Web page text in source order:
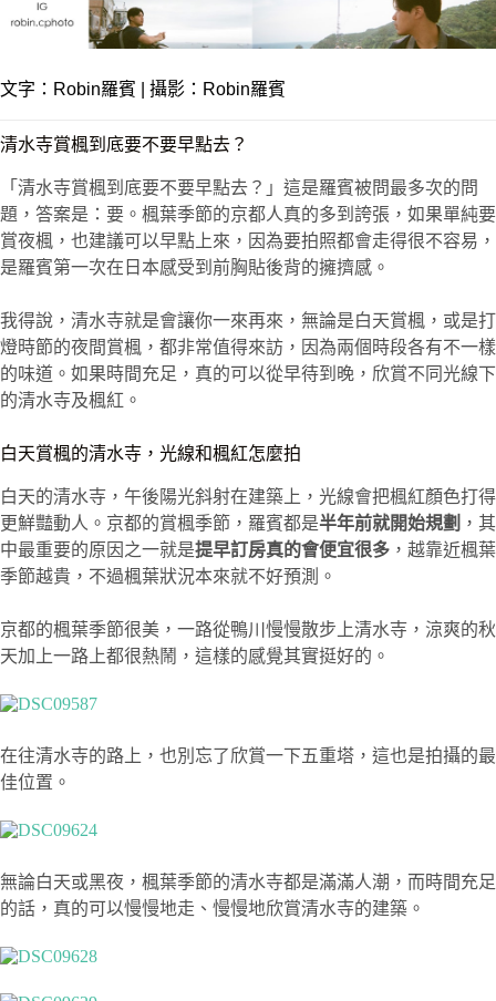
文字： Robin羅賓 | 攝影：Robin羅賓
清水寺賞楓到底要不要早點去？
「清水寺賞楓到底要不要早點去？」這是羅賓被問最多次的問
題，答案是：要。楓葉季節的京都人真的多到誇張，如果單純要
賞夜楓，也建議可以早點上來，因為要拍照都會走得很不容易，
是羅賓第一次在日本感受到前胸貼後背的擁擠感。
我得說，清水寺就是會讓你一來再來，無論是白天賞楓，或是打
燈時節的夜間賞楓，都非常值得來訪，因為兩個時段各有不一樣
的味道。如果時間充足，真的可以從早待到晚，欣賞不同光線下
的清水寺及楓紅。
白天賞楓的清水寺，光線和楓紅怎麼拍
白天的清水寺，午後陽光斜射在建築上，光線會把楓紅顏色打得
更鮮豔動人。京都的賞楓季節，羅賓都是半年前就開始規劃 ，其
中最重要的原因之一就是提早訂房真的會便宜很多 ，越靠近楓葉
季節越貴，不過楓葉狀況本來就不好預測。
京都的楓葉季節很美，一路從鴨川慢慢散步上清水寺，涼爽的秋
天加上一路上都很熱鬧，這樣的感覺其實挺好的。
在往清水寺的路上，也別忘了欣賞一下五重塔，這也是拍攝的最
佳位置。
無論白天或黑夜，楓葉季節的清水寺都是滿滿人潮，而時間充足
的話，真的可以慢慢地走、慢慢地欣賞清水寺的建築。